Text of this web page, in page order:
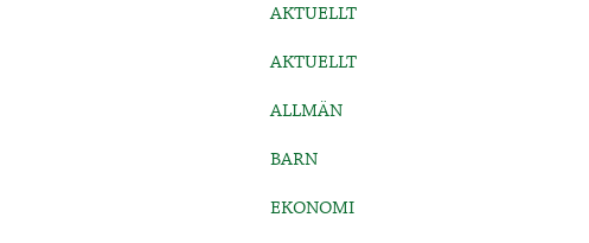
AKTUELLT
AKTUELLT
ALLMÄN
BARN
EKONOMI